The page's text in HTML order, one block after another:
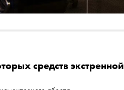
средств экстренной